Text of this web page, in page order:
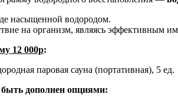
насыщенной водородом.
на организм, являясь
12 000р:
паровая сауна (портативная), 5 ед.
дополнен опциями: